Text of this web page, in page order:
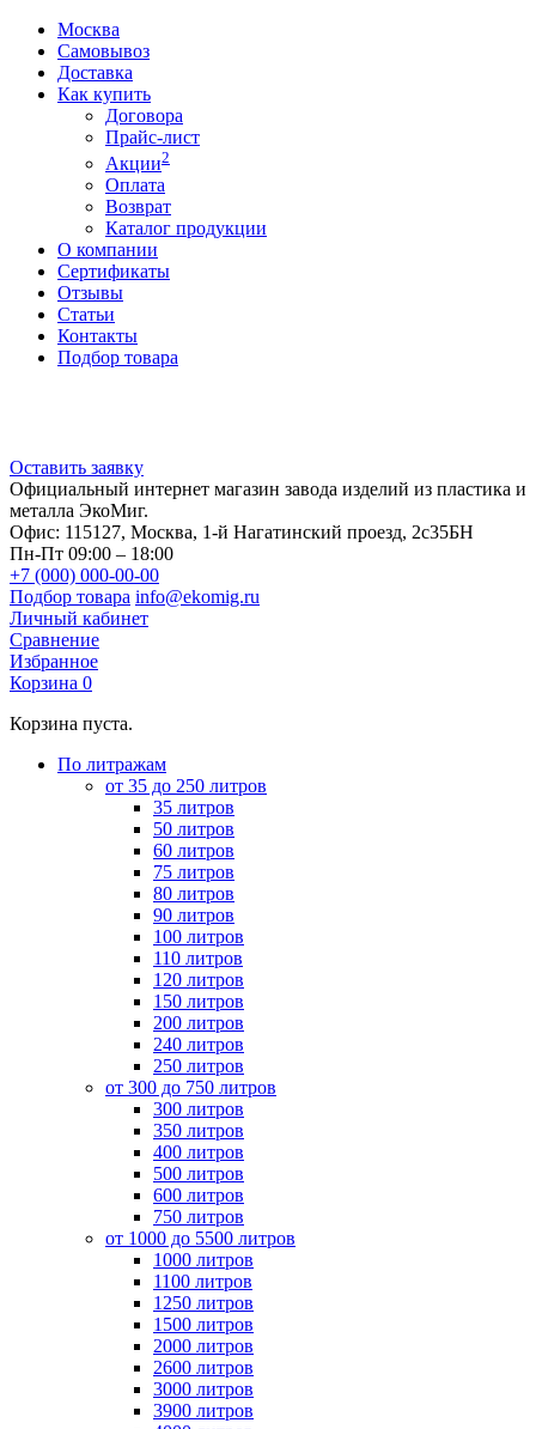
Москва
Самовывоз
Доставка
Как купить
Договора
Прайс-лист
Акции2
Оплата
Возврат
Каталог продукции
О компании
Сертификаты
Отзывы
Статьи
Контакты
Подбор товара
Оставить заявку
Официальный интернет магазин завода изделий из пластика и
металла ЭкоМиг.
Офис: 115127, Москва, 1-й Нагатинский проезд, 2с35БН
Пн-Пт 09:00 – 18:00
+7 (000) 000-00-00
Подбор товара info@ekomig.ru
Личный кабинет
Сравнение
Избранное
Корзина 0
Корзина пуста.
По литражам
от 35 до 250 литров
35 литров
50 литров
60 литров
75 литров
80 литров
90 литров
100 литров
110 литров
120 литров
150 литров
200 литров
240 литров
250 литров
от 300 до 750 литров
300 литров
350 литров
400 литров
500 литров
600 литров
750 литров
от 1000 до 5500 литров
1000 литров
1100 литров
1250 литров
1500 литров
2000 литров
2600 литров
3000 литров
3900 литров